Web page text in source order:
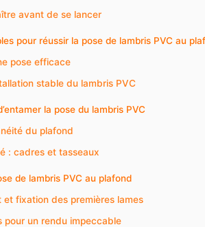
avant de se lancer
pour réussir la pose de lambris PVC au
pose efficace
stable du lambris PVC
la pose du lambris PVC
du plafond
: cadres et tasseaux
de lambris PVC au plafond
et fixation des premières lames
pour un rendu impeccable